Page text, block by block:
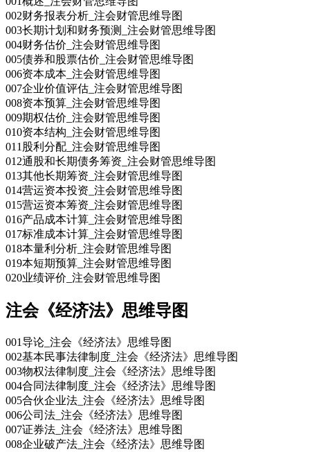
002财务报表分析_注会财管思维导图
003长期计划和财务预测_注会财管思维导图
004财务估价_注会财管思维导图
005债券和股票估价_注会财管思维导图
006资本成本_注会财管思维导图
007企业价值评估_注会财管思维导图
008资本预算_注会财管思维导图
009期权估价_注会财管思维导图
010资本结构_注会财管思维导图
011股利分配_注会财管思维导图
012通股和长期债务筹资_注会财管思维导图
013其他长期筹资_注会财管思维导图
014营运资本投资_注会财管思维导图
015营运资本筹资_注会财管思维导图
016产品成本计算_注会财管思维导图
017标准成本计算_注会财管思维导图
018本量利分析_注会财管思维导图
019本短期预算_注会财管思维导图
020业绩评价_注会财管思维导图
注会《经济法》思维导图
001导论_注会《经济法》思维导图
002基本民事法律制度_注会《经济法》思维导图
003物权法律制度_注会《经济法》思维导图
004合同法律制度_注会《经济法》思维导图
005合伙企业法_注会《经济法》思维导图
006公司法_注会《经济法》思维导图
007证券法_注会《经济法》思维导图
008企业破产法_注会《经济法》思维导图